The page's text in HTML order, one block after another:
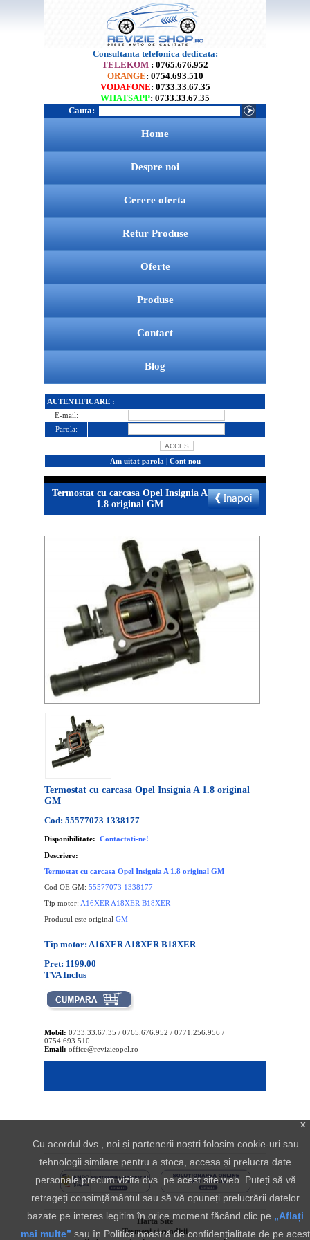
Consultanta telefonica dedicata:
TELEKOM : 0765.676.952
ORANGE: 0754.693.510
VODAFONE: 0733.33.67.35
WHATSAPP: 0733.33.67.35
Cauta:
Home
Despre noi
Cerere oferta
Retur Produse
Oferte
Produse
Contact
Blog
AUTENTIFICARE :
E-mail:
Parola:
Am uitat parola | Cont nou
Termostat cu carcasa Opel Insignia A
1.8 original GM
Termostat cu carcasa Opel Insignia A 1.8 original
GM
Cod: 55577073 1338177
Disponibilitate: Contactati-ne!
Descriere:
Termostat cu carcasa Opel Insignia A 1.8 original GM
Cod OE GM: 55577073 1338177
Tip motor: A16XER A18XER B18XER
Produsul este original GM
Tip motor: A16XER A18XER B18XER
Pret: 1199.00
TVA Inclus
Mobil: 0733.33.67.35 / 0765.676.952 / 0771.256.956 /
0754.693.510
Email: office@revizieopel.ro
Harta Site
Termeni si conditii
x
Cu acordul dvs., noi și partenerii noștri folosim cookie-uri sau
tehnologii similare pentru a stoca, accesa și prelucra date
personale precum vizita dvs. pe acest site web. Puteți să vă
retrageți consimțământul sau să vă opuneți prelucrării datelor
bazate pe interes legitim în orice moment făcând clic pe „Aflați
mai multe” sau în Politica noastră de confidențialitate de pe acest